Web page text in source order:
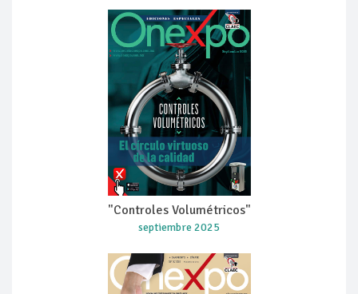
"Controles Volumétricos"
septiembre 2025